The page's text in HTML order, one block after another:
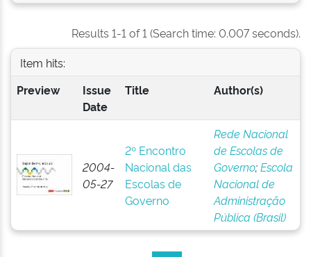
Results 1-1 of 1 (Search time: 0.007 seconds).
Item hits:
Preview
Issue
Date
Title Author(s)
2004-
05-27
2º Encontro
Nacional das
Escolas de
Governo
Rede Nacional
de Escolas de
Governo;Escola
Nacional de
Administração
Pública (Brasil)